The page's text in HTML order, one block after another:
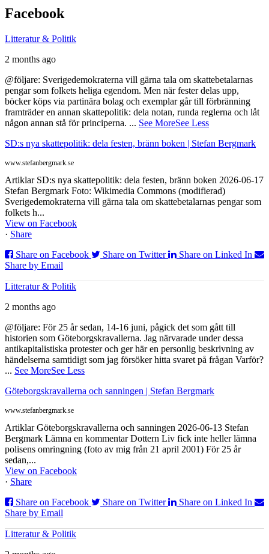
Facebook
Litteratur & Politik
2 months ago
@följare: Sverigedemokraterna vill gärna tala om skattebetalarnas
pengar som folkets heliga egendom. Men när fester delas upp,
böcker köps via partinära bolag och exemplar går till förbränning
framträder en annan skattepolitik: dela notan, runda reglerna och låt
någon annan stå för principerna. ... See MoreSee Less
SD:s nya skattepolitik: dela festen, bränn boken | Stefan Bergmark
www.stefanbergmark.se
Artiklar SD:s nya skattepolitik: dela festen, bränn boken 2026-06-17
Stefan Bergmark Foto: Wikimedia Commons (modifierad)
Sverigedemokraterna vill gärna tala om skattebetalarnas pengar som
folkets h...
View on Facebook
· Share
Share on Facebook
Share on Twitter
Share on Linked In
Share by Email
Litteratur & Politik
2 months ago
@följare: För 25 år sedan, 14-16 juni, pågick det som gått till
historien som Göteborgskravallerna. Jag närvarade under dessa
antikapitalistiska protester och ger här en personlig beskrivning av
händelserna samtidigt som jag försöker hitta svaret på frågan Varför?
... See MoreSee Less
Göteborgskravallerna och sanningen | Stefan Bergmark
www.stefanbergmark.se
Artiklar Göteborgskravallerna och sanningen 2026-06-13 Stefan
Bergmark Lämna en kommentar Dottern Liv fick inte heller lämna
polisens omringning (foto av mig från 21 april 2001) För 25 år
sedan,...
View on Facebook
· Share
Share on Facebook
Share on Twitter
Share on Linked In
Share by Email
Litteratur & Politik